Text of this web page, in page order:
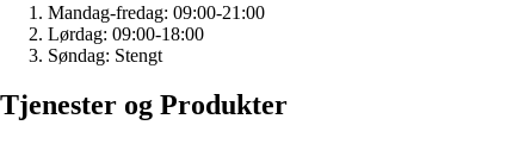
Mandag-fredag: 09:00-21:00
Lørdag: 09:00-18:00
Søndag: Stengt
Tjenester og Produkter